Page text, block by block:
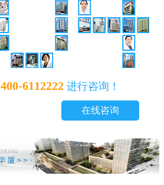
400-6112222进行咨询！
在线咨询